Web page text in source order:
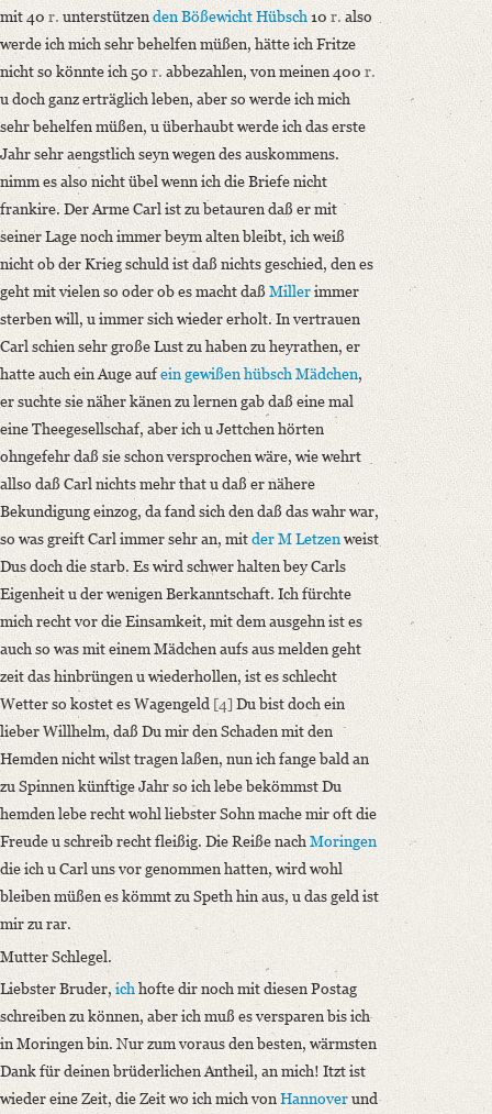
mit 40 r.unterstützen den Bößewicht Hübsch10 r. also
werde ich mich sehr behelfen müßen, hätte ich Fritze
nicht so könnte ich 50r. abbezahlen, von meinen 400 r.
u doch ganz erträglich leben, aber so werde ich mich
sehr behelfen müßen, u überhaubt werde ich das erste
Jahr sehr aengstlich seyn wegen des auskommens.
nimm es also nicht übel wenn ich die Briefe nicht
frankire. Der Arme Carl ist zu betauren daß er mit
seiner Lage noch immer beym alten bleibt, ich weiß
nicht ob der Krieg schuld ist daß nichts geschied, den es
geht mit vielen so oder ob es macht daßMillerimmer
sterben will, u immer sich wieder erholt. In vertrauen
Carl schien sehr große Lust zu haben zu heyrathen, er
hatte auch ein Auge aufein gewißen hübsch Mädchen,
er suchte sie näher känen zu lernen gab daß eine mal
eine Theegesellschaf, aber ich u Jettchen hörten
ohngefehr daß sie schon versprochen wäre, wie wehrt
allso daß Carl nichts mehr that u daß er nähere
Bekundigung einzog, da fand sich den daß das wahr war,
so was greift Carl immer sehr an, mitder M Letzenweist
Dus doch die starb. Es wird schwer halten bey Carls
Eigenheit u der wenigen Berkanntschaft. Ich fürchte
mich recht vor die Einsamkeit, mit dem ausgehn ist es
auch so was mit einem Mädchen aufs aus melden geht
zeit das hinbrüngen u wiederhollen, ist es schlecht
Wetter so kostet es Wagengeld [4] Du bist doch ein
lieber Willhelm, daß Du mir den Schaden mit den
Hemden nicht wilst tragen laßen, nun ich fange bald an
zu Spinnen künftige Jahr so ich lebe bekömmst Du
hemden lebe recht wohl liebster Sohn mache mir oft die
Freude u schreib recht fleißig. Die Reiße nach Moringen
die ich u Carl uns vor genommen hatten, wird wohl
bleiben müßen es kömmt zu Speth hin aus, u das geld ist
mir zu rar.
Mutter Schlegel.
Liebster Bruder, ich hofte dir noch mit diesen Postag
schreiben zu können, aber ich muß es versparen bis ich
in Moringen bin. Nur zum voraus den besten, wärmsten
Dank für deinen brüderlichen Antheil, an mich! Itzt ist
wieder eine Zeit, die Zeit wo ich mich vonHannoverund